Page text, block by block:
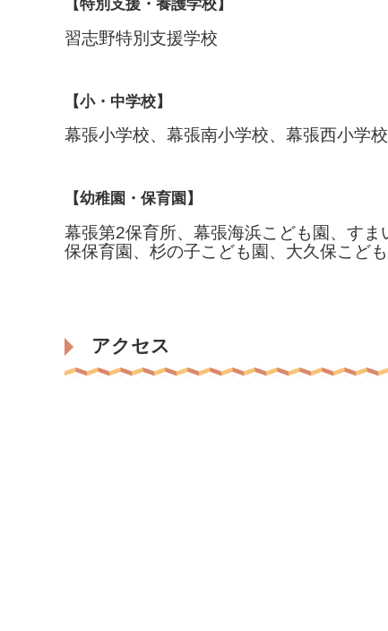
【特別支援・養護学校】
習志野特別支援学校
【小・中学校】
幕張小学校、幕張南小学校、幕張西小学
【幼稚園・保育園】
幕張第2保育所、幕張海浜こども園、す
保保育園、杉の子こども園、大久保こど
アクセス